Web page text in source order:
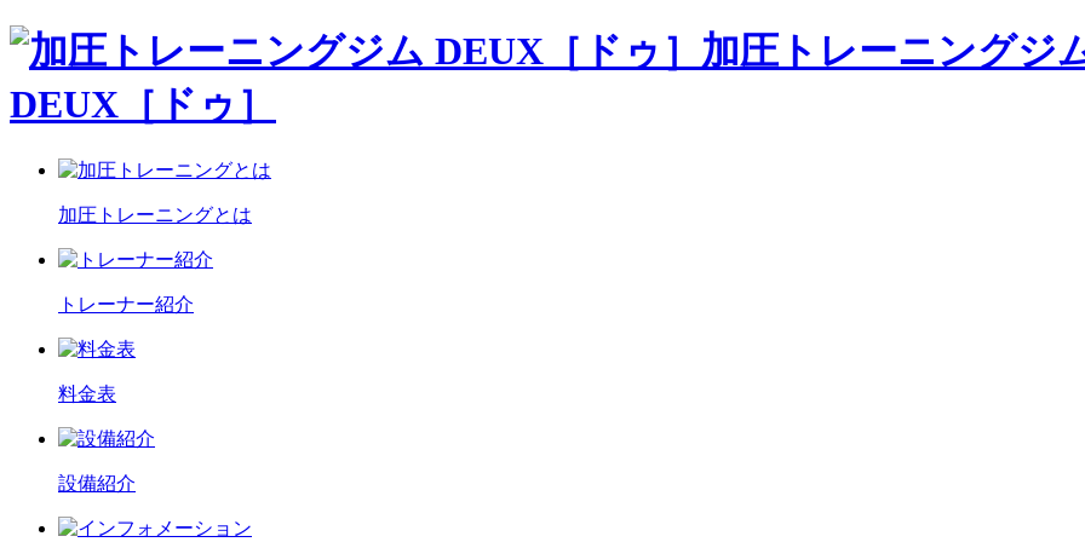
加圧トレーニングジ
DEUX［ドゥ］
加圧トレーニングとは
トレーナー紹介
料金表
設備紹介